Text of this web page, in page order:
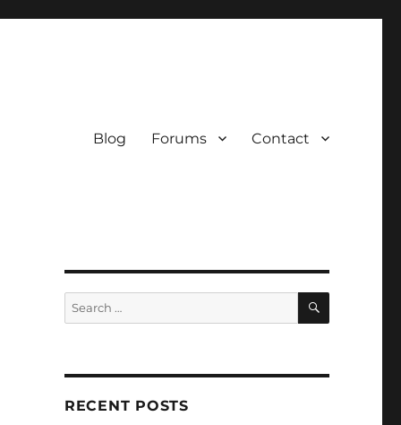
Blog Forums Contact
Search
for:
SEARCH
RECENT POSTS